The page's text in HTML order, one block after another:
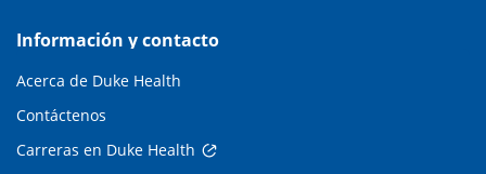
Información y contacto
Acerca de Duke Health
Contáctenos
Carreras en Duke Health